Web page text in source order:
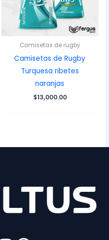
Camisetas de rugby
Camisetas de Rugby
Turquesa ribetes
naranjas
$13,000.00